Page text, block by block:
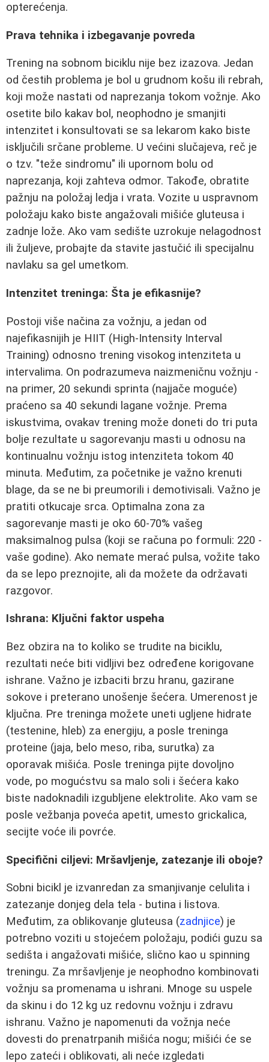
opterećenja.
Prava tehnika i izbegavanje povreda
Trening na sobnom biciklu nije bez izazova. Jedan
od čestih problema je bol u grudnom košu ili rebrah,
koji može nastati od naprezanja tokom vožnje. Ako
osetite bilo kakav bol, neophodno je smanjiti
intenzitet i konsultovati se sa lekarom kako biste
isključili srčane probleme. U većini slučajeva, reč je
o tzv. "teže sindromu" ili upornom bolu od
naprezanja, koji zahteva odmor. Takođe, obratite
pažnju na položaj ledja i vrata. Vozite u uspravnom
položaju kako biste angažovali mišiće gluteusa i
zadnje lože. Ako vam sedište uzrokuje nelagodnost
ili žuljeve, probajte da stavite jastučić ili specijalnu
navlaku sa gel umetkom.
Intenzitet treninga: Šta je efikasnije?
Postoji više načina za vožnju, a jedan od
najefikasnijih je HIIT (High-Intensity Interval
Training) odnosno trening visokog intenziteta u
intervalima. On podrazumeva naizmeničnu vožnju -
na primer, 20 sekundi sprinta (najjače moguće)
praćeno sa 40 sekundi lagane vožnje. Prema
iskustvima, ovakav trening može doneti do tri puta
bolje rezultate u sagorevanju masti u odnosu na
kontinualnu vožnju istog intenziteta tokom 40
minuta. Međutim, za početnike je važno krenuti
blage, da se ne bi preumorili i demotivisali. Važno je
pratiti otkucaje srca. Optimalna zona za
sagorevanje masti je oko 60-70% vašeg
maksimalnog pulsa (koji se računa po formuli: 220 -
vaše godine). Ako nemate merać pulsa, vožite tako
da se lepo preznojite, ali da možete da održavati
razgovor.
Ishrana: Ključni faktor uspeha
Bez obzira na to koliko se trudite na biciklu,
rezultati neće biti vidljivi bez određene korigovane
ishrane. Važno je izbaciti brzu hranu, gazirane
sokove i preterano unošenje šećera. Umerenost je
ključna. Pre treninga možete uneti ugljene hidrate
(testenine, hleb) za energiju, a posle treninga
proteine (jaja, belo meso, riba, surutka) za
oporavak mišića. Posle treninga pijte dovoljno
vode, po mogućstvu sa malo soli i šećera kako
biste nadoknadili izgubljene elektrolite. Ako vam se
posle vežbanja poveća apetit, umesto grickalica,
secijte voće ili povrće.
Specifični ciljevi: Mršavljenje, zatezanje ili oboje?
Sobni bicikl je izvanredan za smanjivanje celulita i
zatezanje donjeg dela tela - butina i listova.
Međutim, za oblikovanje gluteusa (zadnjice) je
potrebno voziti u stojećem položaju, podići guzu sa
sedišta i angažovati mišiće, slično kao u spinning
treningu. Za mršavljenje je neophodno kombinovati
vožnju sa promenama u ishrani. Mnoge su uspele
da skinu i do 12 kg uz redovnu vožnju i zdravu
ishranu. Važno je napomenuti da vožnja neće
dovesti do prenatrpanih mišića nogu; mišići će se
lepo zateći i oblikovati, ali neće izgledati